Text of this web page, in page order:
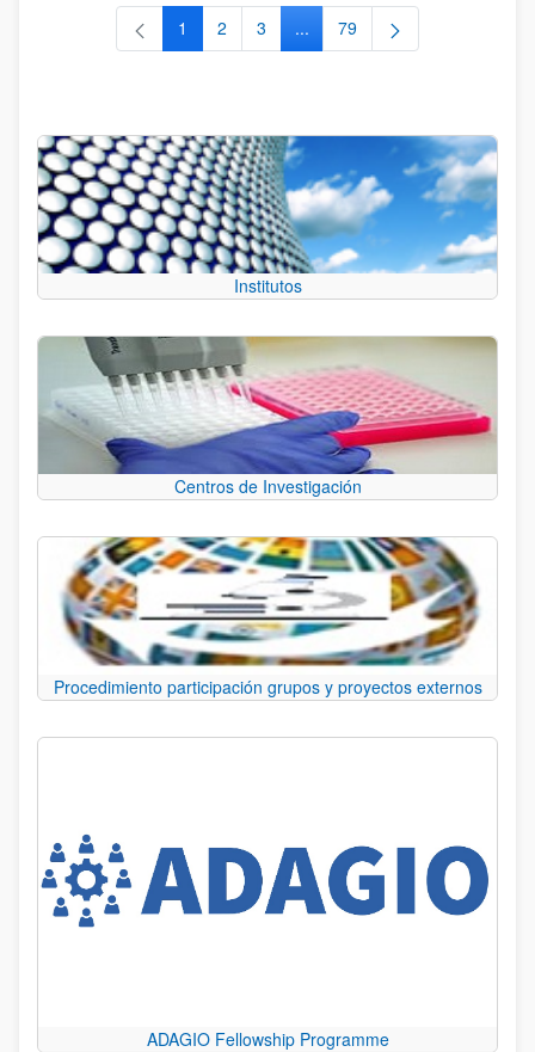
Página
1 Página
2 Página
3 ...Páginas intermedias Use TAB
Página
79
Institutos
Centros de Investigación
Procedimiento participación grupos y proyectos externos
ADAGIO Fellowship Programme